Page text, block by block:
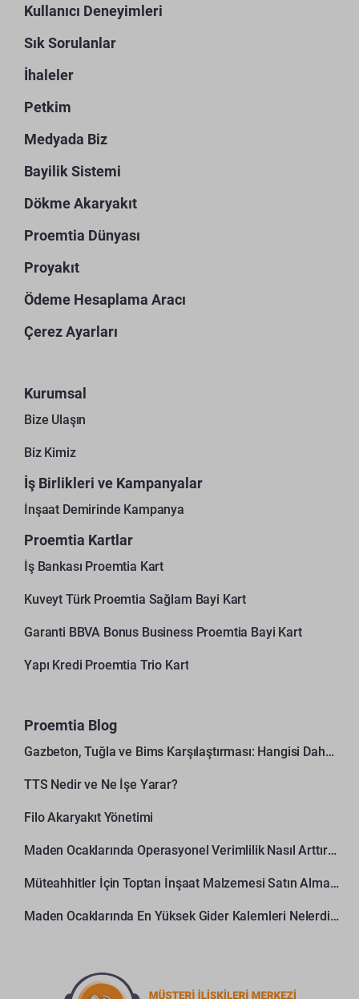
Kullanıcı Deneyimleri
Sık Sorulanlar
İhaleler
Petkim
Medyada Biz
Bayilik Sistemi
Dökme Akaryakıt
Proemtia Dünyası
Proyakıt
Ödeme Hesaplama Aracı
Çerez Ayarları
Kurumsal
Bize Ulaşın
Biz Kimiz
İş Birlikleri ve Kampanyalar
İnşaat Demirinde Kampanya
Proemtia Kartlar
İş Bankası Proemtia Kart
Kuveyt Türk Proemtia Sağlam Bayi Kart
Garanti BBVA Bonus Business Proemtia Bayi Kart
Yapı Kredi Proemtia Trio Kart
Proemtia Blog
Gazbeton, Tuğla ve Bims Karşılaştırması: Hangisi Daha Avantajlı?
TTS Nedir ve Ne İşe Yarar?
Filo Akaryakıt Yönetimi
Maden Ocaklarında Operasyonel Verimlilik Nasıl Arttırılır?
Müteahhitler İçin Toptan İnşaat Malzemesi Satın Alma Rehberi
Maden Ocaklarında En Yüksek Gider Kalemleri Nelerdir?